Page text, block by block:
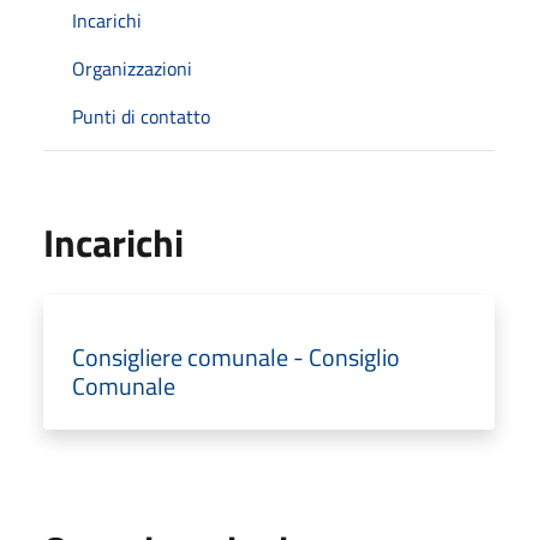
Incarichi
Organizzazioni
Punti di contatto
Incarichi
Consigliere comunale - Consiglio
Comunale